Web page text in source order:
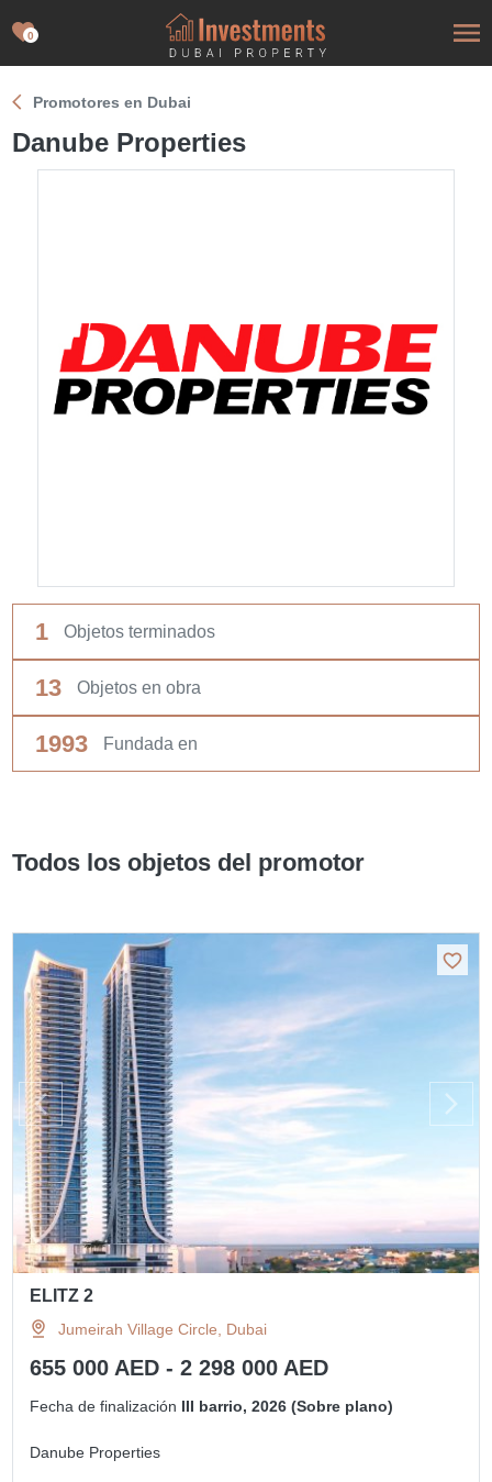
0
Promotores en Dubai
Danube Properties
1 Objetos terminados
13 Objetos en obra
1993 Fundada en
Todos los objetos del promotor
ELITZ 2
Jumeirah Village Circle, Dubai
655 000 AED - 2 298 000 AED
Fecha de finalización III barrio, 2026 (Sobre plano)
Danube Properties